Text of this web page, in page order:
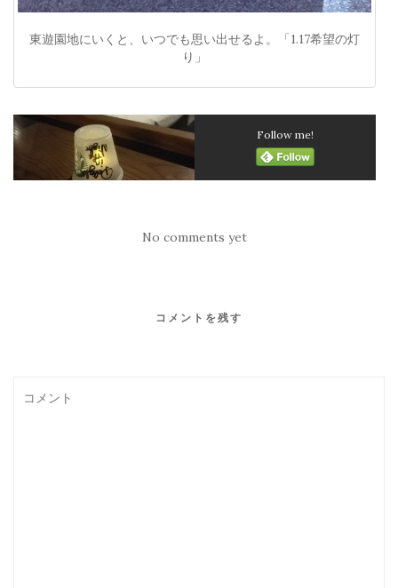
東遊園地にいくと、いつでも思い出せるよ。「1.17希望の灯
り」
Follow me!
No comments yet
コメントを残す